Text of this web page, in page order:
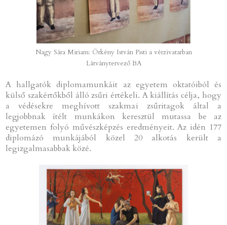
Nagy Sára Miriam: Örkény István Pisti a vérzivatarban
Látványtervező BA
A hallgatók diplomamunkáit az egyetem oktatóiból és
külső szakértőkből álló zsűri értékeli. A kiállítás célja, hogy
a védésekre meghívott szakmai zsűritagok által a
legjobbnak ítélt munkákon keresztül mutassa be az
egyetemen folyó művészképzés eredményeit. Az idén 177
diplomázó munkájából közel 20 alkotás került a
legizgalmasabbak közé.